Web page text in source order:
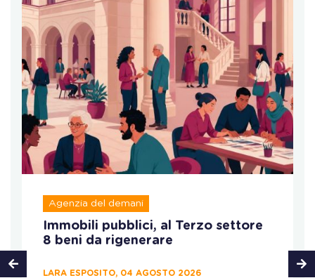
Agenzia del demani
Immobili pubblici, al Terzo settore
8 beni da rigenerare
LARA ESPOSITO, 04 AGOSTO 2026